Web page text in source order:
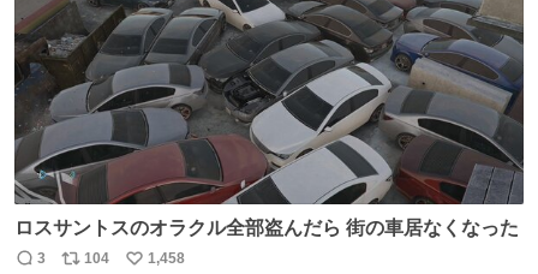
ロスサントスのオラクル全部盗んだら 街の車居なくなった
返
3
リ
104
い
1,458